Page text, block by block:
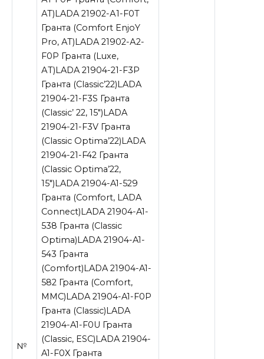
№
АТ)LADA 21902-А1-F0T
Гранта (Comfort EnjoY
Pro, АТ)LADA 21902-А2-
F0P Гранта (Luxe,
АT)LADA 21904-21-F3P
Гранта (Classic’22)LADA
21904-21-F3S Гранта
(Сlassic’ 22, 15″)LADA
21904-21-F3V Гранта
(Classic Optima’22)LADA
21904-21-F42 Гранта
(Classic Optima’22,
15″)LADA 21904-A1-529
Гранта (Comfort, LADA
Connect)LADA 21904-A1-
538 Гранта (Classic
Optima)LADA 21904-A1-
543 Гранта
(Comfort)LADA 21904-A1-
582 Гранта (Comfort,
ММС)LADA 21904-A1-F0P
Гранта (Classic)LADA
21904-A1-F0U Гранта
(Classic, ESC)LADA 21904-
A1-F0X Гранта